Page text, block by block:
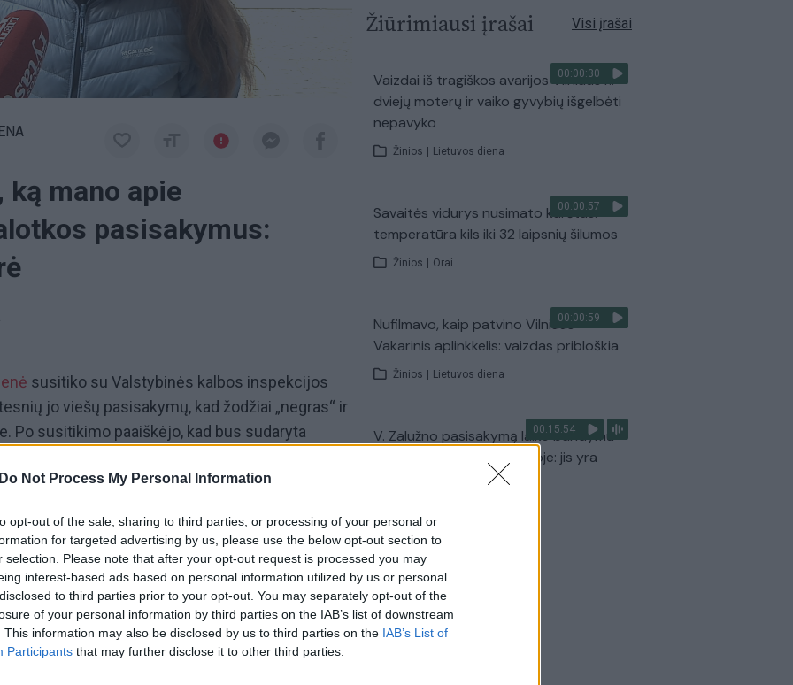
Do Not Process My Personal Information
opt-out of the sale, sharing to third parties, or processing of your personal or
for targeted advertising by us, please use the below opt-out section to
selection. Please note that after your opt-out request is processed you may
interest-based ads based on personal information utilized by us or personal
to third parties prior to your opt-out. You may separately opt-out of the
of your personal information by third parties on the IAB’s list of downstream
This information may also be disclosed by us to third parties on the IAB’s List of
Participants that may further disclose it to other third parties.
ką mano apie
pasisakymus:
susitiko su Valstybinės kalbos inspekcijos
jo viešų pasisakymų, kad žodžiai „negras“ ir
Po susitikimo paaiškėjo, kad bus sudaryta
vadovas neperžengė etikos ribų.
komentuoti situaciją, pabrėžė tik, kad kalbos
o sprendimus dėl žodžių likimo lemia patys
Valstybinė kalbos inspekcija (VKI)
Vaida Aleknavičienė
Žiūrimiausi įrašai Visi įrašai
00:00:30
Vaizdai iš tragiškos avarijos Vilniaus r.:
dviejų moterų ir vaiko gyvybių išgelbėti
nepavyko
Žinios Lietuvos diena
00:00:57
Savaitės vidurys nusimato karštas:
temperatūra kils iki 32 laipsnių šilumos
Žinios Orai
00:00:59
Nufilmavo, kaip patvino Vilniaus
Vakarinis aplinkkelis: vaizdas pribloškia
Žinios Lietuvos diena
00:15:54
V. Zalužno pasisakymą laiko bandymu
įsitvirtinti Ukrainos politikoje: jis yra